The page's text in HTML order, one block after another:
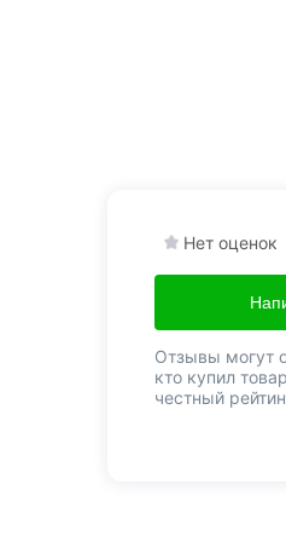
Нет оценок
Отзывы могут
кто купил
честный